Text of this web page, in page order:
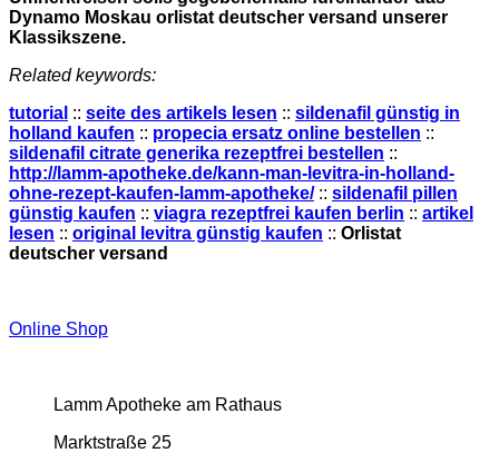
Dynamo Moskau orlistat deutscher versand unserer
Klassikszene.
Related keywords:
tutorial :: seite des artikels lesen :: sildenafil günstig in
holland kaufen :: propecia ersatz online bestellen ::
sildenafil citrate generika rezeptfrei bestellen ::
http://lamm-apotheke.de/kann-man-levitra-in-holland-
ohne-rezept-kaufen-lamm-apotheke/:: sildenafil pillen
günstig kaufen :: viagra rezeptfrei kaufen berlin :: artikel
lesen :: original levitra günstig kaufen :: Orlistat
deutscher versand
Online Shop
Lamm Apotheke am Rathaus
Marktstraße 25